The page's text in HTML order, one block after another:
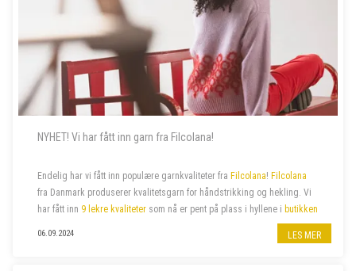
NYHET! Vi har fått inn garn fra Filcolana!
Endelig har vi fått inn populære garnkvaliteter fra Filcolana! Filcolana
fra Danmark produserer kvalitetsgarn for håndstrikking og hekling. Vi
har fått inn 9 lekre kvaliteter som nå er pent på plass i hyllene i butikken
06.09.2024 LES MER